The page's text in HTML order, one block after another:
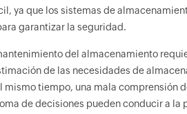
ya que los sistemas de
garantizar la seguridad.
del almacenamiento
de las necesidades de
tiempo, una mala comprensión
de decisiones pueden conducir a la